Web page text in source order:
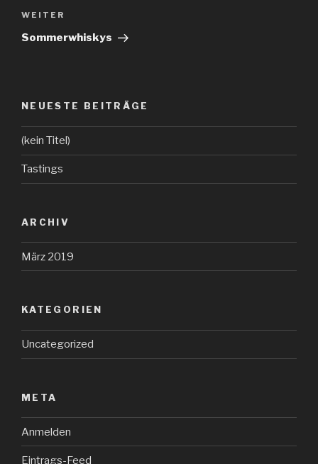
Nächster
Beitrag
WEITER
Sommerwhiskys
NEUESTE BEITRÄGE
(kein Titel)
Tastings
ARCHIV
März 2019
KATEGORIEN
Uncategorized
META
Anmelden
Eintrags-Feed